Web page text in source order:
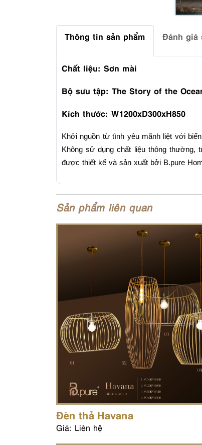
Thông tin sản phẩm Đánh giá
Chất liệu: Sơn mài
Bộ sưu tập: The Story of the
Kích thước: W1200xD300xH850
Khởi nguồn từ tình yêu mãnh liệt với
Không sử dụng chất liệu thông
được thiết kế và sản xuất bởi B.pure
Sản phẩm liên quan
Đèn thả Havana
Giá: Liên hệ